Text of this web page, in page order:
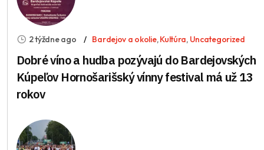
2 týždne ago Bardejov a okolie,Kultúra, Uncategorized
Dobré víno a hudba pozývajú do Bardejovských
Kúpeľov Hornošarišský vínny festival má už 13
rokov